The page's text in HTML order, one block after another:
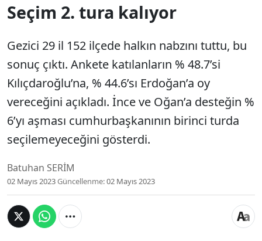
Seçim 2. tura kalıyor
Gezici 29 il 152 ilçede halkın nabzını tuttu, bu
sonuç çıktı. Ankete katılanların % 48.7’si
Kılıçdaroğlu’na, % 44.6’sı Erdoğan’a oy
vereceğini açıkladı. İnce ve Oğan’a desteğin %
6’yı aşması cumhurbaşkanının birinci turda
seçilemeyeceğini gösterdi.
Batuhan SERİM
02 Mayıs 2023Güncellenme:02 Mayıs 2023